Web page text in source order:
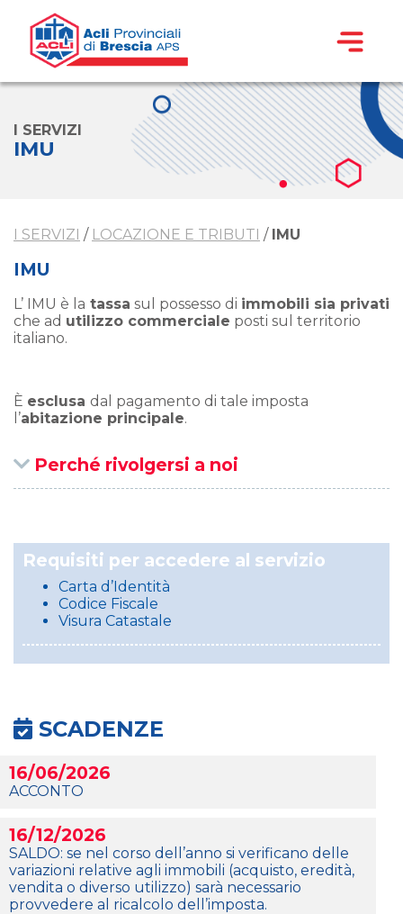
I SERVIZI
IMU
I SERVIZI / LOCAZIONE E TRIBUTI / IMU
IMU
L’ IMU è la tassa sul possesso di immobili sia privati
che ad utilizzo commerciale posti sul territorio
italiano.
È esclusa dal pagamento di tale imposta
l’abitazione principale.
Perché rivolgersi a noi
Requisiti per accedere al servizio
Carta d’Identità
Codice Fiscale
Visura Catastale
SCADENZE
16/06/2026
ACCONTO
16/12/2026
SALDO: se nel corso dell’anno si verificano delle
variazioni relative agli immobili (acquisto, eredità,
vendita o diverso utilizzo) sarà necessario
provvedere al ricalcolo dell’imposta.